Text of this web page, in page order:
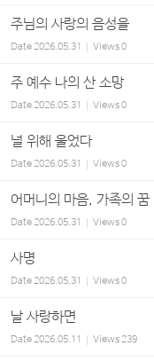
주님의 사랑의 음성을
Date2026.05.31 Views0
주 예수 나의 산 소망
Date2026.05.31 Views0
널 위해 울었다
Date2026.05.31 Views0
어머니의 마음, 가족의 꿈
Date2026.05.31 Views0
사명
Date2026.05.31 Views0
날 사랑하면
Date2026.05.11 Views239